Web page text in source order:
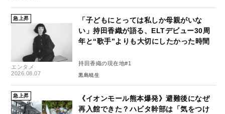
急上昇
エンタメ
2026.08.07
「子どもにとっては私しか母親がいな
い」持田香織が語る、ELTデビュー30周
年と“歌手”よりも大切にしたかった時間
持田香織の現在地#1
黒島暁生
急上昇
《イオンモール熊本爆発》避難後になぜ
再入館できた？ハビタ幹部は「気をつけ